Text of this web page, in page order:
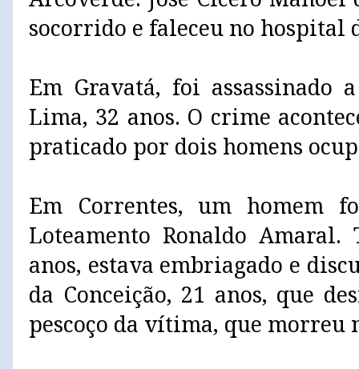
socorrido e faleceu no hospital
Em Gravatá, foi assassinado
Lima, 32 anos. O crime
praticado por dois homens
Em Correntes, um homem
Loteamento Ronaldo Amaral.
anos, estava embriagado e
da Conceição, 21 anos, que
pescoço da vítima, que morreu